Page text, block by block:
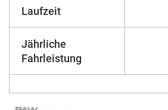
Laufzeit
Jährliche
Fahrleistung